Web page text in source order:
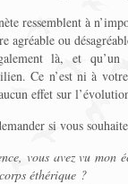
ressemblent à
agréable ou
là, et
Ce n’est ni à
effet sur
si vous
vous avez vu mon
éthérique ?